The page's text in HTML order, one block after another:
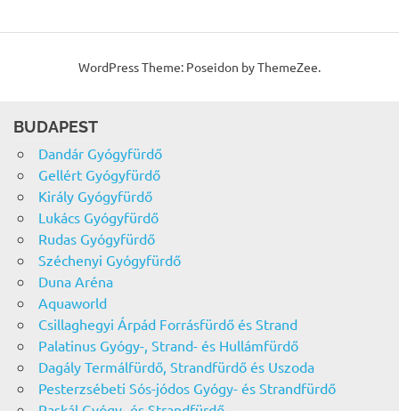
WordPress Theme: Poseidon by ThemeZee.
BUDAPEST
Dandár Gyógyfürdő
Gellért Gyógyfürdő
Király Gyógyfürdő
Lukács Gyógyfürdő
Rudas Gyógyfürdő
Széchenyi Gyógyfürdő
Duna Aréna
Aquaworld
Csillaghegyi Árpád Forrásfürdő és Strand
Palatinus Gyógy-, Strand- és Hullámfürdő
Dagály Termálfürdő, Strandfürdő és Uszoda
Pesterzsébeti Sós-jódos Gyógy- és Strandfürdő